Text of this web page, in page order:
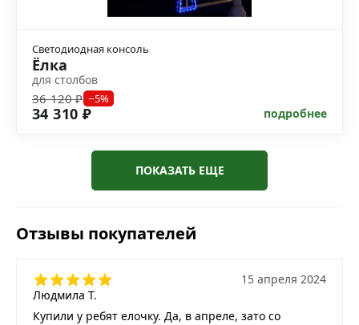
Светодиодная консоль
Ёлка
для столбов
36 120 ₽ −5%
34 310 ₽ подробнее
ПОКАЗАТЬ ЕЩЕ
Отзывы покупателей
Людмила Т.
15 апреля 2024
Купили у ребят елочку. Да, в апреле, зато со